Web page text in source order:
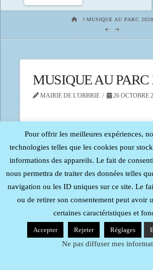
HOMEMUSIQUE AU PARC 2020
MUSIQUE AU PARC
MAIRIE DE L'ORBRIE 26 OCTOBRE
Tous droits réservés - Reproduction
Probureau| Mentions
Pour offrir les meilleures expériences,
technologies telles que les cookies pour
informations des appareils. Le fait de
nous permettra de traiter des données telles
navigation ou les ID uniques sur ce site. Le
ou de retirer son consentement peut avoir
certaines caractéristiques et
Accepter Rejeter Réglages
Ne pas diffuser mes